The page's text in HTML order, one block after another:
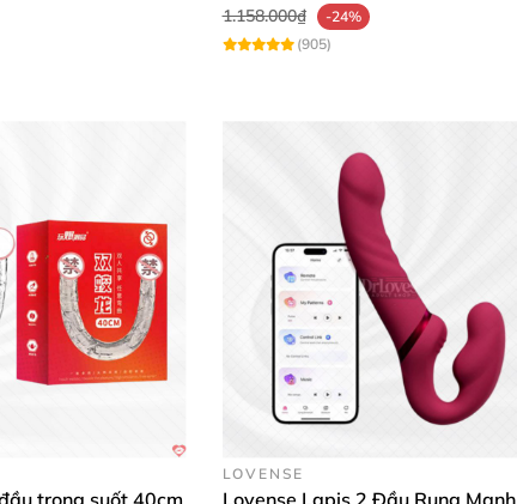
1.158.000₫
-24%
(905)
trong suốt 40cm
LOVENSE
Lovense Lapis 2 Đầu Rung Mạnh